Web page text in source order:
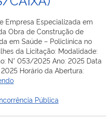
Empresa Especializada em
Obra de Construção de
em Saúde – Policlínica no
da Licitação: Modalidade:
N° 053/2025 Ano: 2025 Data
Horário da Abertura:
Concorrência
–
2025
Pública